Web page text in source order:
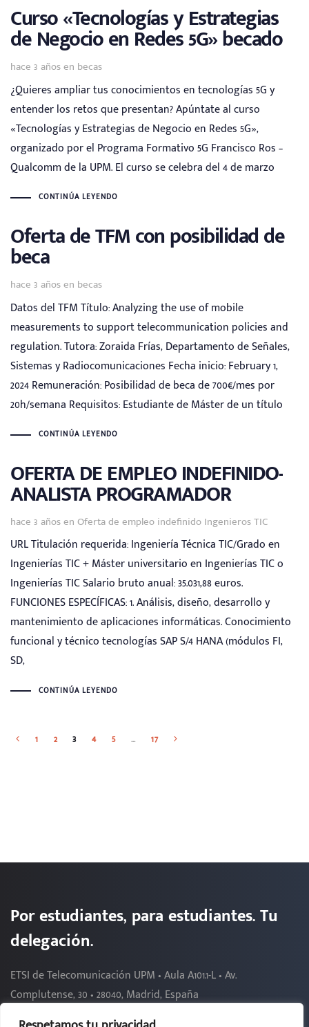
Curso «Tecnologías y Estrategias
de Negocio en Redes 5G» becado
hace 3 añosen
Tags becas
¿Quieres ampliar tus conocimientos en tecnologías 5G y
entender los retos que presentan? Apúntate al curso
«Tecnologías y Estrategias de Negocio en Redes 5G»,
organizado por el Programa Formativo 5G Francisco Ros –
Qualcomm de la UPM. El curso se celebra del 4 de marzo
CONTINÚA LEYENDO
Oferta de TFM con posibilidad de
beca
hace 3 añosen
Tags becas
Datos del TFM Título: Analyzing the use of mobile
measurements to support telecommunication policies and
regulation. Tutora: Zoraida Frías, Departamento de Señales,
Sistemas y Radiocomunicaciones Fecha inicio: February 1,
2024 Remuneración: Posibilidad de beca de 700€/mes por
20h/semana Requisitos: Estudiante de Máster de un título
CONTINÚA LEYENDO
OFERTA DE EMPLEO INDEFINIDO-
ANALISTA PROGRAMADOR
hace 3 añosen
Tags Oferta de empleo indefinido Ingenieros TIC
URL Titulación requerida: Ingeniería Técnica TIC/Grado en
Ingenierías TIC + Máster universitario en Ingenierías TIC o
Ingenierías TIC Salario bruto anual: 35.031,88 euros.
FUNCIONES ESPECÍFICAS: 1. Análisis, diseño, desarrollo y
mantenimiento de aplicaciones informáticas. Conocimiento
funcional y técnico tecnologías SAP S/4 HANA (módulos FI,
SD,
CONTINÚA LEYENDO
1 2 3 4 5 … 17
Por estudiantes, para estudiantes. Tu
delegación.
ETSI de Telecomunicación UPM • Aula A101.1-L • Av.
Complutense, 30 • 28040, Madrid, España